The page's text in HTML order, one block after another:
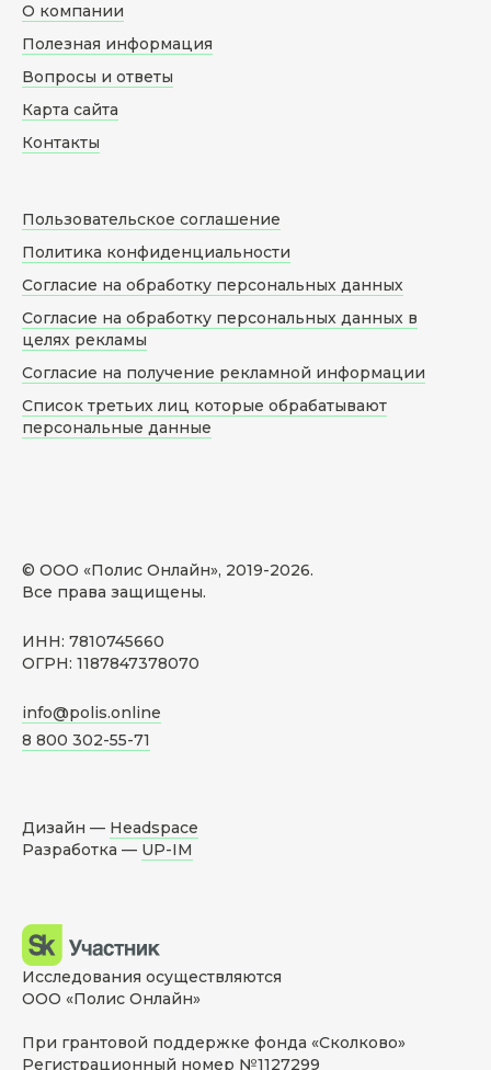
© ООО «Полис Онлайн», 2019-2026.
Все права защищены.
ИНН: 7810745660
ОГРН: 1187847378070
info@polis.online
8 800 302-55-71
О компании
Полезная информация
Вопросы и ответы
Карта сайта
Контакты
Пользовательское соглашение
Политика конфиденциальности
Согласие на обработку персональных данных
Согласие на обработку персональных данных в
целях рекламы
Согласие на получение рекламной информации
Список третьих лиц которые обрабатывают
персональные данные
Дизайн — Headspace
Разработка — UP-IM
Исследования осуществляются
ООО «Полис Онлайн»
При грантовой поддержке фонда «Сколково»
Регистрационный номер №1127299